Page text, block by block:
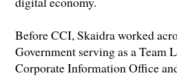
Before CCI, Skaidra worked
Government serving as a Team
Corporate Information Office